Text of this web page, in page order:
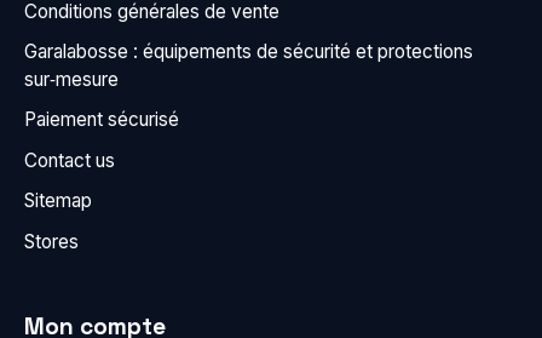
Conditions générales de vente
Garalabosse : équipements de sécurité et protections
sur‑mesure
Paiement sécurisé
Contact us
Sitemap
Stores
Mon compte